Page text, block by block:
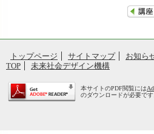
トップページ サイトマップ お知ら
TOP
未来社会デザイン機構
本サイトのPDF閲覧には
のダウンロードが必要です